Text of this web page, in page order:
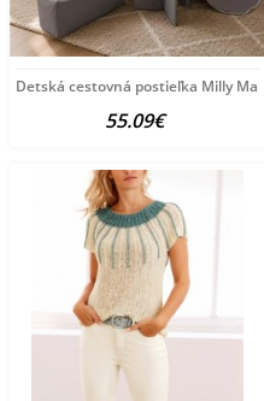
Detská cestovná postieľka Milly Mally
55.09€